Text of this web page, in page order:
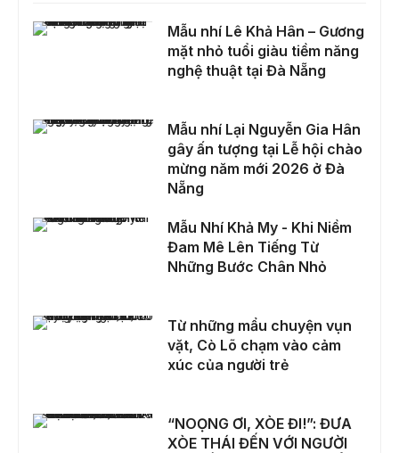
Mẫu nhí Lê Khả Hân – Gương mặt nhỏ tuổi giàu tiềm năng nghệ thuật tại Đà Nẵng
Mẫu nhí Lê Khả Hân – Gương
mặt nhỏ tuổi giàu tiềm năng
nghệ thuật tại Đà Nẵng
Mẫu nhí Lại Nguyễn Gia Hân gây ấn tượng tại Lễ hội chào mừng năm mới 2026 ở Đà Nẵng
Mẫu nhí Lại Nguyễn Gia Hân
gây ấn tượng tại Lễ hội chào
mừng năm mới 2026 ở Đà
Nẵng
Mẫu Nhí Khả My - Khi Niềm Đam Mê Lên Tiếng Từ Những Bước Chân Nhỏ
Mẫu Nhí Khả My - Khi Niềm
Đam Mê Lên Tiếng Từ
Những Bước Chân Nhỏ
Từ những mẩu chuyện vụn vặt, Cò Lõ chạm vào cảm xúc của người trẻ
Từ những mẩu chuyện vụn
vặt, Cò Lõ chạm vào cảm
xúc của người trẻ
“NOỌNG ƠI, XÒE ĐI!”: ĐƯA XÒE THÁI ĐẾN VỚI NGƯỜI TRẺ BẰNG CÁCH NÀO ĐỂ KHÔNG MẤT ĐI BẢN SẮC?
“NOỌNG ƠI, XÒE ĐI!”: ĐƯA
XÒE THÁI ĐẾN VỚI NGƯỜI